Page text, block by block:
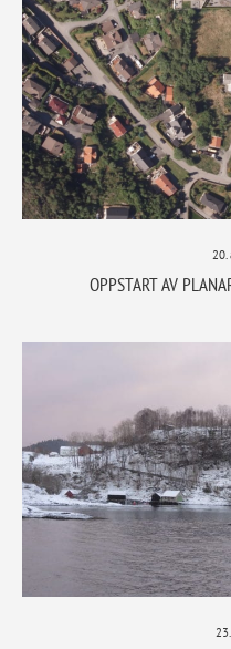
20.
OPPSTART AV